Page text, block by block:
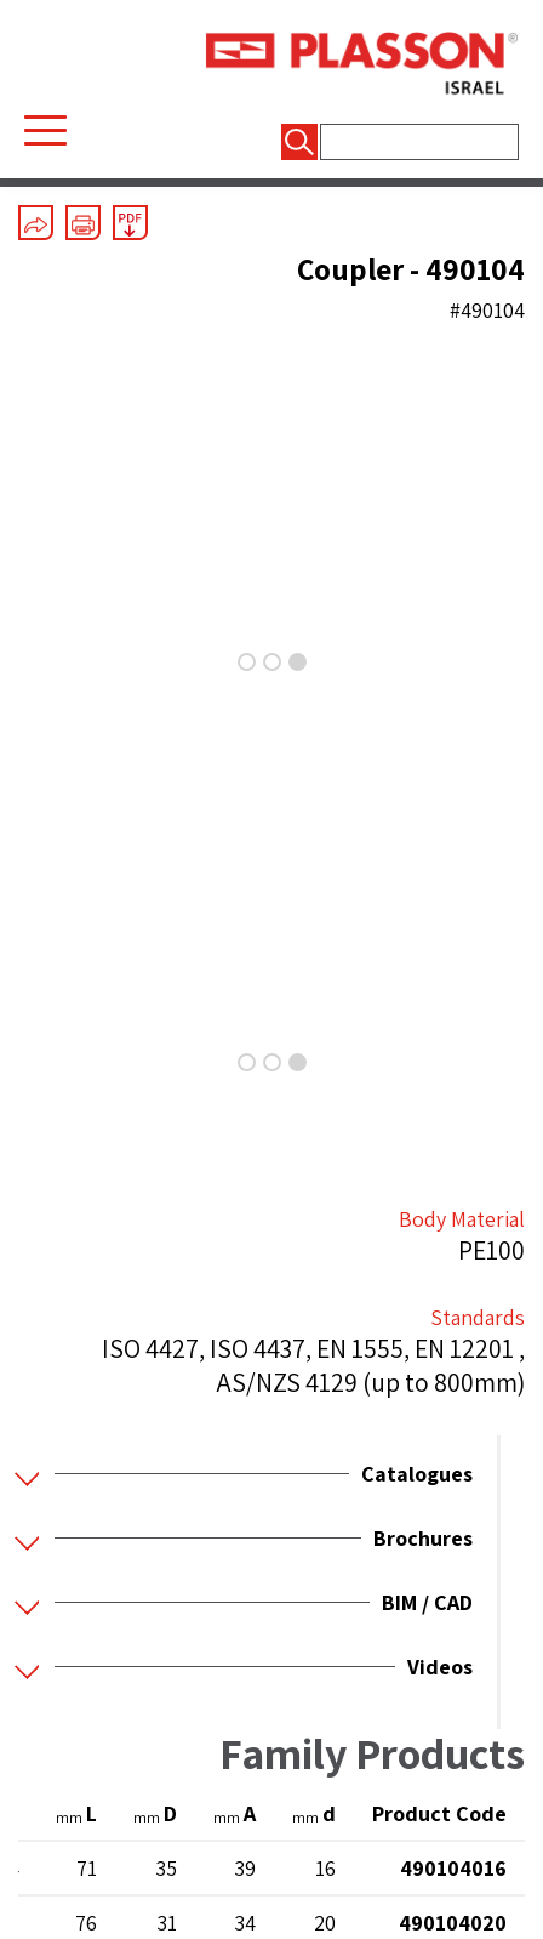
Electrofusion/Couplers and End Caps
Coupler - 490104
#490104
Body Material
PE100
Standards
ISO 4427, ISO 4437, EN 1555, EN 12201 ,
AS/NZS 4129 (up to 800mm)
Catalogues
Brochures
BIM / CAD
Videos
Family Products
Product Code
d
mm
A
mm
D
mm
L
mm
490104016
16
39
35
71
490104020
20
34
31
76